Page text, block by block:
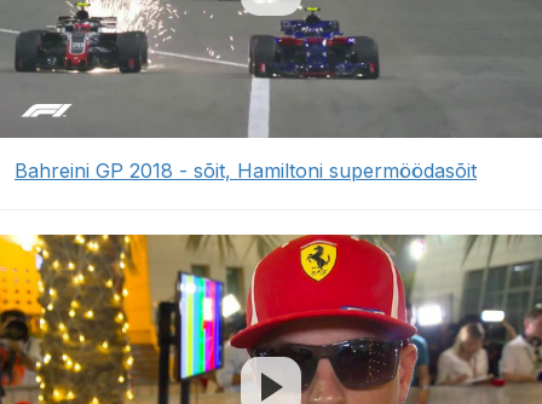
Bahreini GP 2018 - sõit, Hamiltoni supermöödasõit